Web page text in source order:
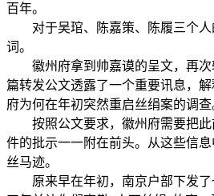
百年。
对于吴琯、陈嘉策、陈履三个
词。
徽州府拿到帅嘉谟的呈文，再
篇转发公文透露了一个重要讯息，
府为何在年初突然重启丝绢案的调查
按照公文要求，徽州府需要把
件的批示一一附在前头。从这些信
丝马迹。
原来早在年初，南京户部下发了